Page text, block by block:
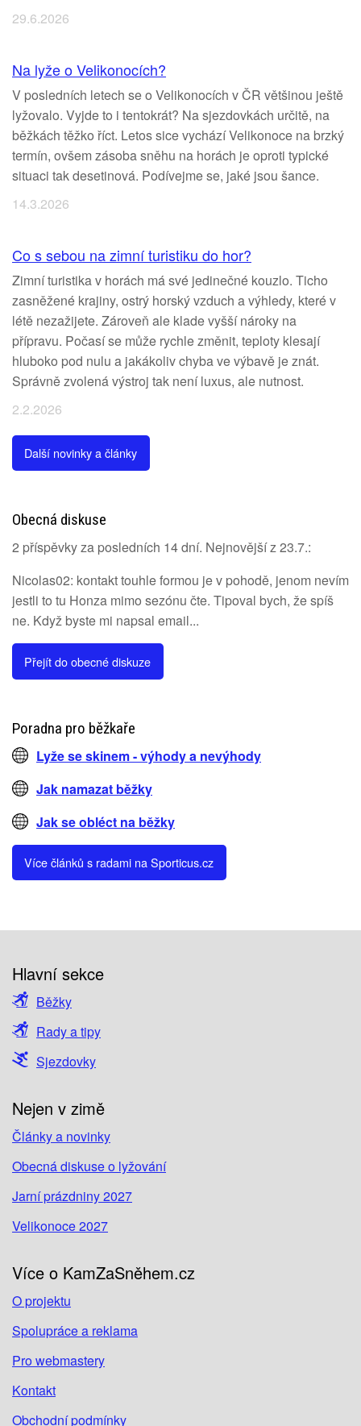
29.6.2026
Na lyže o Velikonocích?
V posledních letech se o Velikonocích v ČR většinou ještě
lyžovalo. Vyjde to i tentokrát? Na sjezdovkách určitě, na
běžkách těžko říct. Letos sice vychází Velikonoce na brzký
termín, ovšem zásoba sněhu na horách je oproti typické
situaci tak desetinová. Podívejme se, jaké jsou šance.
14.3.2026
Co s sebou na zimní turistiku do hor?
Zimní turistika v horách má své jedinečné kouzlo. Ticho
zasněžené krajiny, ostrý horský vzduch a výhledy, které v
létě nezažijete. Zároveň ale klade vyšší nároky na
přípravu. Počasí se může rychle změnit, teploty klesají
hluboko pod nulu a jakákoliv chyba ve výbavě je znát.
Správně zvolená výstroj tak není luxus, ale nutnost.
2.2.2026
Další novinky a články
Obecná diskuse
2 příspěvky za posledních 14 dní. Nejnovější z 23.7.:
Nicolas02: kontakt touhle formou je v pohodě, jenom nevím
jestli to tu Honza mimo sezónu čte. Tipoval bych, že spíš
ne. Když byste mi napsal email...
Přejít do obecné diskuze
Poradna pro běžkaře
Lyže se skinem - výhody a nevýhody
Jak namazat běžky
Jak se obléct na běžky
Více článků s radami na Sporticus.cz
Hlavní sekce
Běžky
Rady a tipy
Sjezdovky
Nejen v zimě
Články a novinky
Obecná diskuse o lyžování
Jarní prázdniny 2027
Velikonoce 2027
Více o KamZaSněhem.cz
O projektu
Spolupráce a reklama
Pro webmastery
Kontakt
Obchodní podmínky